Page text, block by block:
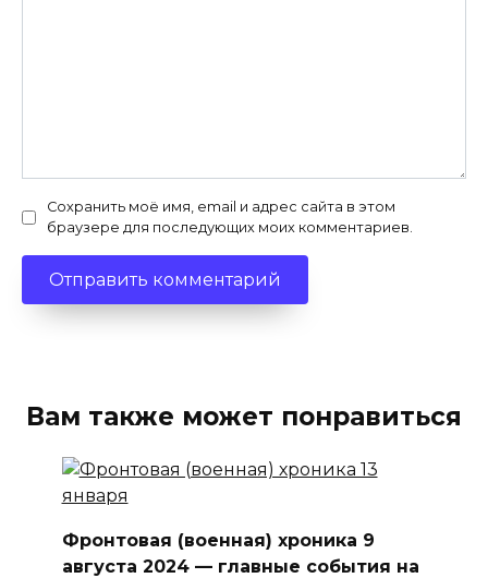
Сохранить моё имя, email и адрес сайта в этом
браузере для последующих моих комментариев.
Вам также может понравиться
Фронтовая (военная) хроника 9
августа 2024 — главные события на